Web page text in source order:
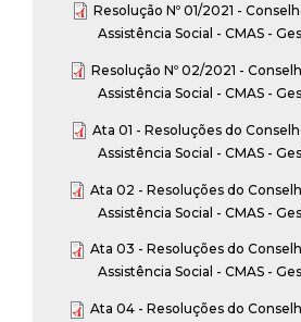
M
G
Resolução Nº 01/2021 -
Assistência Social - CMAS -
Resolução Nº 02/2021 -
Assistência Social - CMAS -
Ata 01 - Resoluções do
Assistência Social - CMAS -
Ata 02 - Resoluções do
Assistência Social - CMAS -
Ata 03 - Resoluções do
Assistência Social - CMAS -
Ata 04 - Resoluções do